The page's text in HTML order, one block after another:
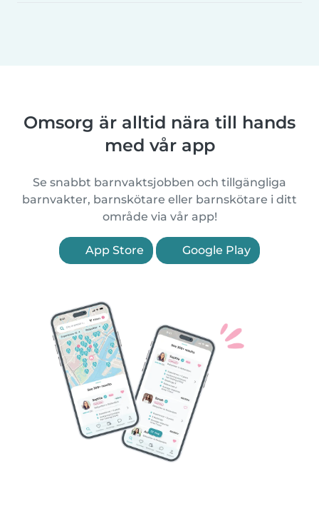
Omsorg är alltid nära till hands
med vår app
Se snabbt barnvaktsjobben och tillgängliga
barnvakter, barnskötare eller barnskötare i ditt
område via vår app!
App Store Google Play